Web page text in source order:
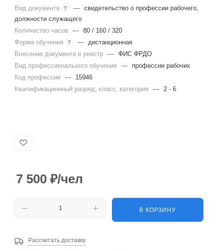
Вид документа ? — свидетельство о профессии рабочего,
должности служащего
Количество часов
— 80 / 160 / 320
Форма обучения
? —
дистанционная
Внесение документа в реестр — ФИС ФРДО
Вид профессионального обучения
—
профессии рабочих
Код профессии —
15946
Квалификационный разряд, класс, категория
— 2 - 6
7 500 ₽/чел
В КОРЗИНУ
Рассчитать доставку